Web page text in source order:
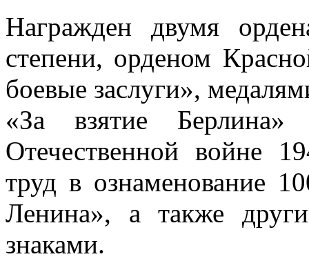
Награжден двумя
степени, орденом
боевые заслуги»,
«За взятие
Отечественной войне
труд в ознаменование
Ленина», а также
знаками.